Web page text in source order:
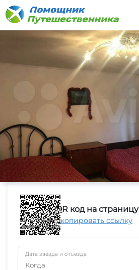
QR код на страницу
Скопировать ссылку
Дата заезда и отъезда
Когда